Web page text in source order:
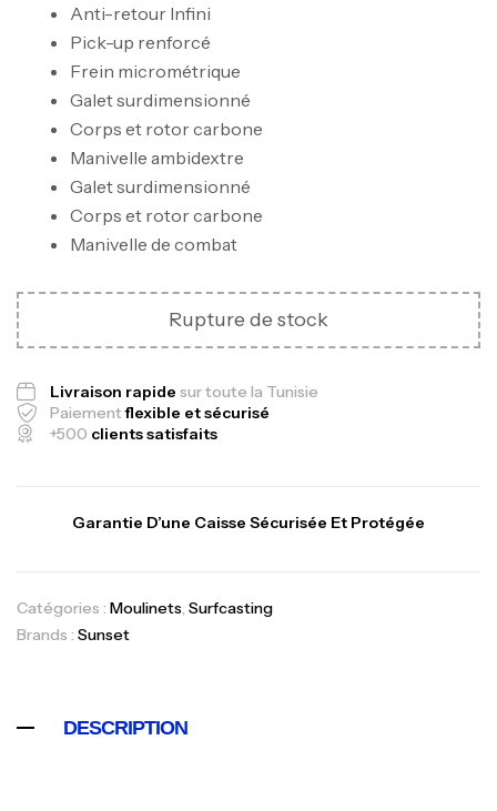
Anti-retour Infini
Pick-up renforcé
Frein micrométrique
Galet surdimensionné
Corps et rotor carbone
Manivelle ambidextre
Galet surdimensionné
Corps et rotor carbone
Manivelle de combat
Rupture de stock
Livraison rapide sur toute la Tunisie
Paiementflexible et sécurisé
+500 clients satisfaits
Garantie D’une Caisse Sécurisée Et Protégée
Catégories : Moulinets, Surfcasting
Brands : Sunset
DESCRIPTION